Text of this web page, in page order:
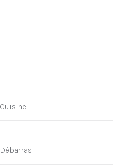
Cuisine
Débarras